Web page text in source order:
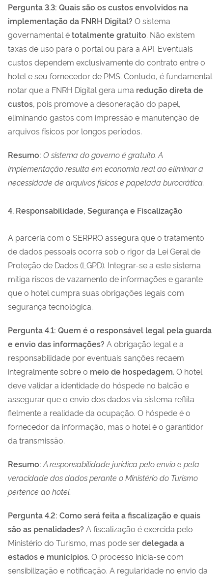
Pergunta 3.3: Quais são os custos envolvidos na
implementação da FNRH Digital? O sistema
governamental étotalmente gratuito. Não existem
taxas de uso para o portal ou para a API. Eventuais
custos dependem exclusivamente do contrato entre o
hotel e seu fornecedor de PMS. Contudo, é fundamental
notar que a FNRH Digital gera uma redução direta de
custos, pois promove a desoneração do papel,
eliminando gastos com impressão e manutenção de
arquivos físicos por longos períodos.
Resumo: O sistema do governo é gratuito. A
implementação resulta em economia real ao eliminar a
necessidade de arquivos físicos e papelada burocrática.
4. Responsabilidade, Segurança e Fiscalização
A parceria com o SERPRO assegura que o tratamento
de dados pessoais ocorra sob o rigor da Lei Geral de
Proteção de Dados (LGPD). Integrar-se a este sistema
mitiga riscos de vazamento de informações e garante
que o hotel cumpra suas obrigações legais com
segurança tecnológica.
Pergunta 4.1: Quem é o responsável legal pela guarda
e envio das informações? A obrigação legal e a
responsabilidade por eventuais sanções recaem
integralmente sobre o meio de hospedagem. O hotel
deve validar a identidade do hóspede no balcão e
assegurar que o envio dos dados via sistema reflita
fielmente a realidade da ocupação. O hóspede é o
fornecedor da informação, mas o hotel é o garantidor
da transmissão.
Resumo: A responsabilidade jurídica pelo envio e pela
veracidade dos dados perante o Ministério do Turismo
pertence ao hotel.
Pergunta 4.2: Como será feita a fiscalização e quais
são as penalidades? A fiscalização é exercida pelo
Ministério do Turismo, mas pode serdelegada a
estados e municípios. O processo inicia-se com
sensibilização e notificação. A regularidade no envio da